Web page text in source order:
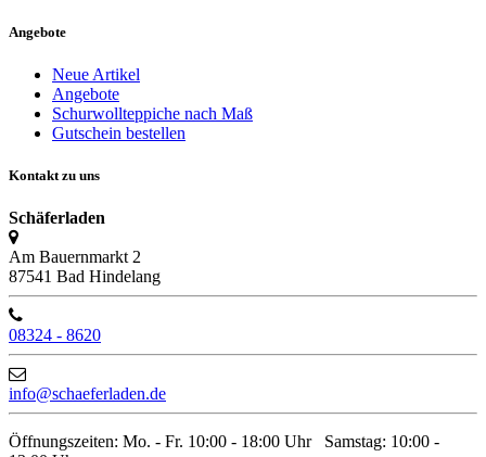
Angebote
Neue Artikel
Angebote
Schurwollteppiche nach Maß
Gutschein bestellen
Kontakt zu uns
Schäferladen
Am Bauernmarkt 2
87541 Bad Hindelang
08324 - 8620
info@schaeferladen.de
Öffnungszeiten: Mo. - Fr. 10:00 - 18:00 Uhr Samstag: 10:00 -